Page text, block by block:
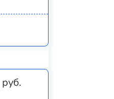
руб.